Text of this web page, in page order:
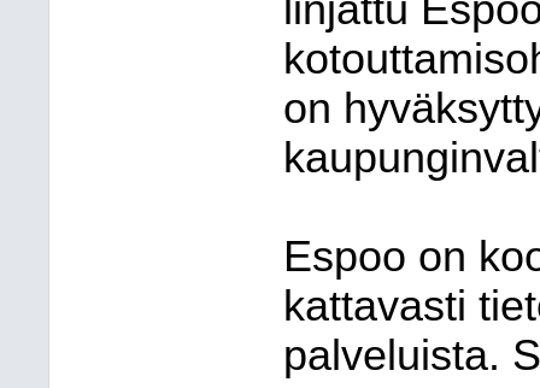
linjattu
on
Espoo on
kattavasti
palveluista.